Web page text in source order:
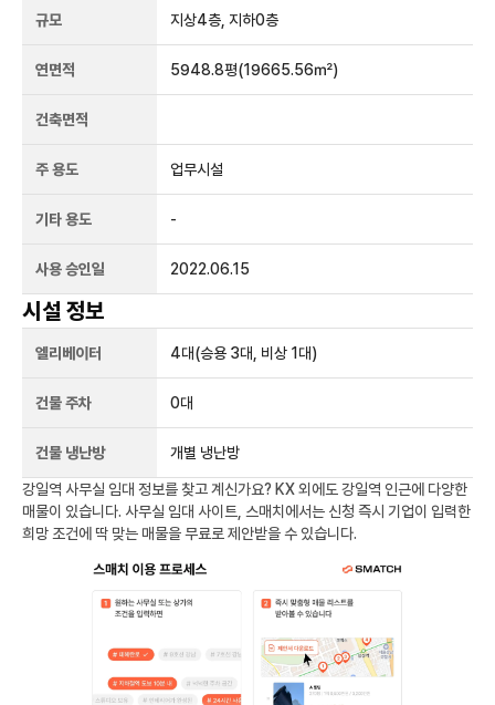
규모 지상4층, 지하0층
연면적 5948.8평(19665.56㎡)
건축면적
주 용도 업무시설
기타 용도 -
사용 승인일 2022.06.15
시설 정보
엘리베이터 4대(승용 3대, 비상 1대)
건물 주차 0대
건물 냉난방 개별 냉난방
강일역 사무실 임대 정보를 찾고 계신가요? KX외에도 강일역 인근에 다양한
매물이 있습니다. 사무실 임대 사이트, 스매치에서는 신청 즉시 기업이 입력한
희망 조건에 딱 맞는 매물을 무료로 제안받을 수 있습니다.